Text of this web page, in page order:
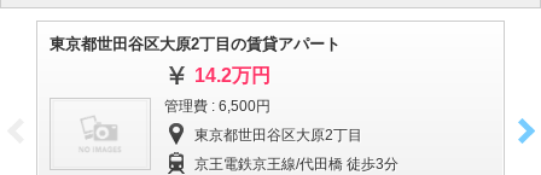
東京都世田谷区大原2丁目の賃貸アパート
14.2万円
管理費 : 6,500円
東京都世田谷区大原2丁目
京王電鉄京王線/代田橋 徒歩3分